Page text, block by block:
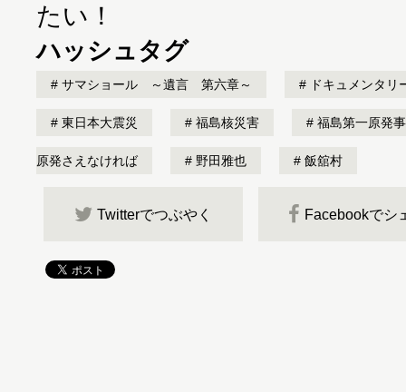
たい！
ハッシュタグ
サマショール ～遺言 第六章～ ドキュメンタリ
東日本大震災 福島核災害 福島第一原発
原発さえなければ 野田雅也 飯舘村
Twitterでつぶやく Facebookでシ